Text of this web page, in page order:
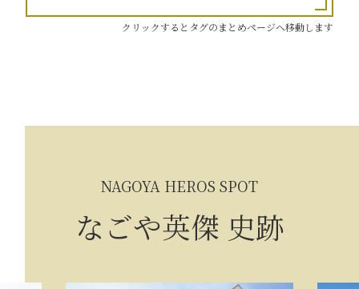
クリックするとタグのまとめページへ移動します
NAGOYA HEROS SPOT
なごや英傑 史跡